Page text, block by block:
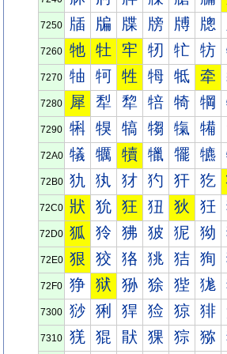
7250 牐 牑 牒 牓 牔 牕
7260 牠 牡 牢 牣 牤 牥
7270 牰 牱 牲 牳 牴 牵
7280 犀 犁 犂 犃 犄 犅
7290 犐 犑 犒 犓 犔 犕
72A0 犠 犡 犢 犣 犤 犥
72B0 犰 犱 犲 犳 犴 犵
72C0 狀 狁 狂 狃 狄 狅
72D0 狐 狑 狒 狓 狔 狕
72E0 狠 狡 狢 狣 狤 狥
72F0 狰 狱 狲 狳 狴 狵
7300 猀 猁 猂 猃 猄 猅
7310 猐 猑 猒 猓 猔 猕